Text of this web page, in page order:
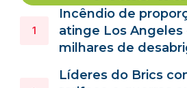
Incêndio de
atinge Los Angeles
milhares de
Líderes do Brics